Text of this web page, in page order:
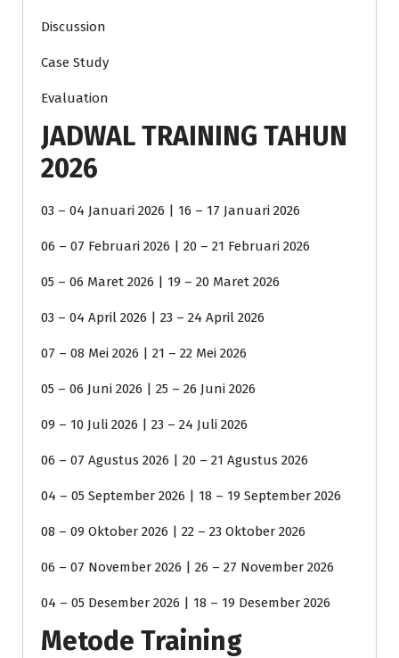
Discussion
Case Study
Evaluation
JADWAL TRAINING TAHUN
2026
03 – 04 Januari 2026 | 16 – 17 Januari 2026
06 – 07 Februari 2026 | 20 – 21 Februari 2026
05 – 06 Maret 2026 | 19 – 20 Maret 2026
03 – 04 April 2026 | 23 – 24 April 2026
07 – 08 Mei 2026 | 21 – 22 Mei 2026
05 – 06 Juni 2026 | 25 – 26 Juni 2026
09 – 10 Juli 2026 | 23 – 24 Juli 2026
06 – 07 Agustus 2026 | 20 – 21 Agustus 2026
04 – 05 September 2026 | 18 – 19 September 2026
08 – 09 Oktober 2026 | 22 – 23 Oktober 2026
06 – 07 November 2026 | 26 – 27 November 2026
04 – 05 Desember 2026 | 18 – 19 Desember 2026
Metode Training